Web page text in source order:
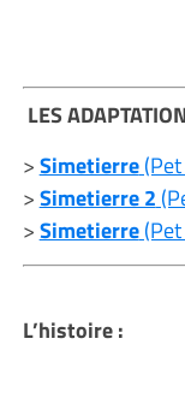
LES
>Simetierre(Pet
>Simetierre 2
>Simetierre(Pet
L’histoire :